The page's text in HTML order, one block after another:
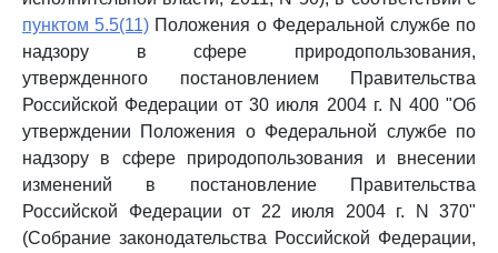
пунктом 5.5(11) Положения о Федеральной службе по
надзору в сфере природопользования,
утвержденного постановлением Правительства
Российской Федерации от 30 июля 2004 г. N 400 "Об
утверждении Положения о Федеральной службе по
надзору в сфере природопользования и внесении
изменений в постановление Правительства
Российской Федерации от 22 июля 2004 г. N 370"
(Собрание законодательства Российской Федерации,